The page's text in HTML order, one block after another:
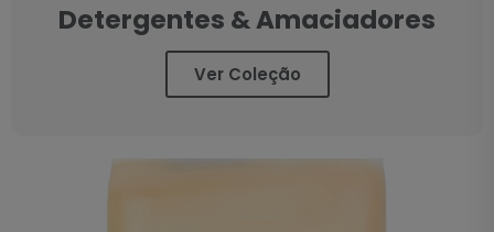
Detergentes & Amaciadores
Ver Coleção